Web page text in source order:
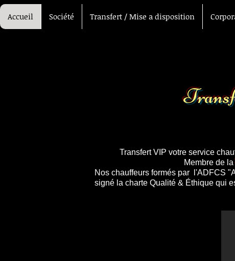
Accueil Société Transfert / Mise a disposition
Transfert VIP votre service
Membre de la
Nos chauffeurs formés par l'ADFCS
signé la charte Qualité & Éthique qui
Pour un Véritable